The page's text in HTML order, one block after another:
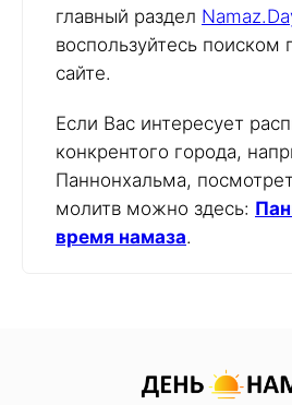
главный раздел
воспользуйтесь поиском
сайте.
Если Вас интересует
конкрентого города,
Паннонхальма,
молитв можно здесь:
время намаза.